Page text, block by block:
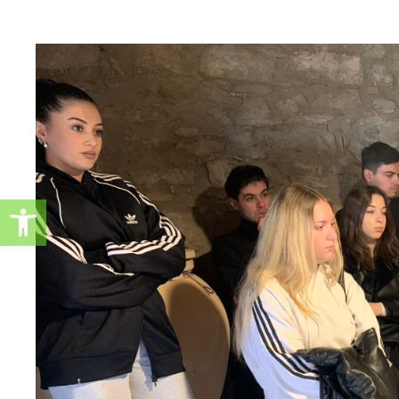
Ανοίξτε τη γραμμή